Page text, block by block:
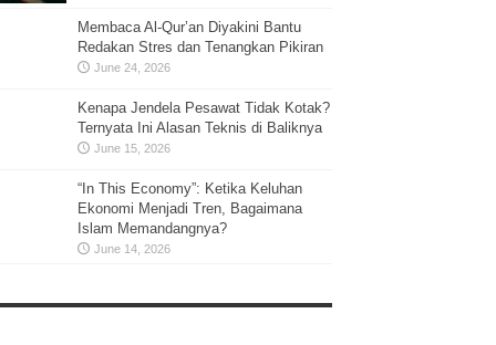
Membaca Al-Qur’an Diyakini Bantu
Redakan Stres dan Tenangkan Pikiran
June 24, 2026
Kenapa Jendela Pesawat Tidak Kotak?
Ternyata Ini Alasan Teknis di Baliknya
June 15, 2026
“In This Economy”: Ketika Keluhan
Ekonomi Menjadi Tren, Bagaimana
Islam Memandangnya?
June 14, 2026